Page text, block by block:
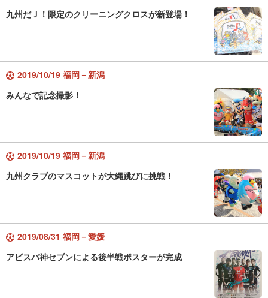
九州だＪ！限定のクリーニングクロスが新登場！
2019/10/19 福岡－新潟
みんなで記念撮影！
2019/10/19 福岡－新潟
九州クラブのマスコットが大縄跳びに挑戦！
2019/08/31 福岡－愛媛
アビスパ神セブンによる後半戦ポスターが完成